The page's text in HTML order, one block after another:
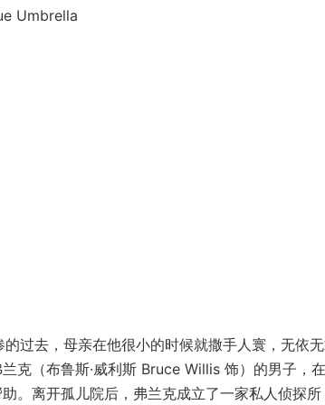
Umbrella
去，母亲在他很小的时候就撒手人寰，无依
克（布鲁斯·威利斯 Bruce Willis 饰）的男子，
。离开孤儿院后，弗兰克成立了一家私人侦探所